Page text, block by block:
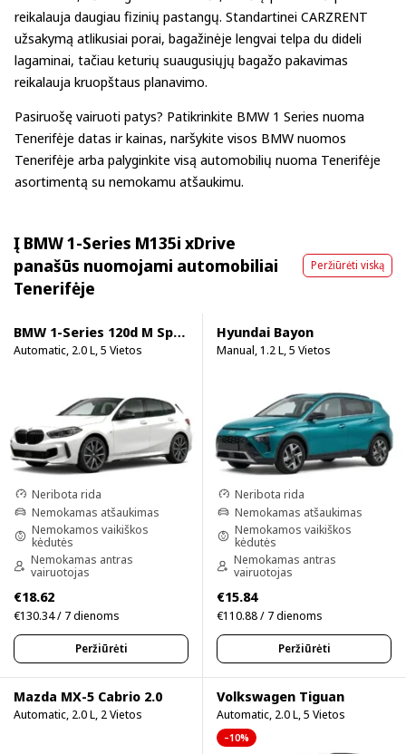
reikalauja daugiau fizinių pastangų. Standartinei CARZRENT
užsakymą atlikusiai porai, bagažinėje lengvai telpa du dideli
lagaminai, tačiau keturių suaugusiųjų bagažo pakavimas
reikalauja kruopštaus planavimo.
Pasiruošę vairuoti patys? Patikrinkite BMW 1 Series nuoma
Tenerifėje datas ir kainas, naršykite visos BMW nuomos
Tenerifėje arba palyginkite visą automobilių nuoma Tenerifėje
asortimentą su nemokamu atšaukimu.
Į BMW 1-Series M135i xDrive
panašūs nuomojami automobiliai
Tenerifėje
Peržiūrėti viską
BMW 1-Series 120d M Sport Pro
Automatic, 2.0 L, 5 Vietos
Neribota rida
Nemokamas atšaukimas
Nemokamos vaikiškos
kėdutės
Nemokamas antras
vairuotojas
€18.62
€130.34 / 7 dienoms
Peržiūrėti
Hyundai Bayon
Manual, 1.2 L, 5 Vietos
Neribota rida
Nemokamas atšaukimas
Nemokamos vaikiškos
kėdutės
Nemokamas antras
vairuotojas
€15.84
€110.88 / 7 dienoms
Peržiūrėti
Mazda MX-5 Cabrio 2.0
Automatic, 2.0 L, 2 Vietos
Volkswagen Tiguan
Automatic, 2.0 L, 5 Vietos
–10%